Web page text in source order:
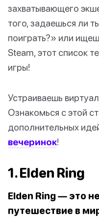
захватывающего
того, задаешься ли
поиграть?» или
Steam, этот список
игры!
Устраиваешь
Ознакомься с этой
дополнительных
вечеринок!
1. Elden Ring
Elden Ring — это
путешествие в